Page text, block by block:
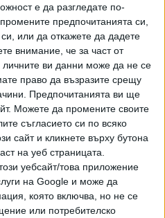
е да разгледате по-
предпочитанията си,
или да откажете да дадете
внимание, че за част от
ви данни може да не се
право да възразите срещу
Предпочитанията ви ще
Можете да промените своите
съгласието си по всяко
сайт и кликнете върху бутона
на уеб страницата.
уебсайт/това приложение
на Google и може да
която включва, но не се
или потребителско
и в